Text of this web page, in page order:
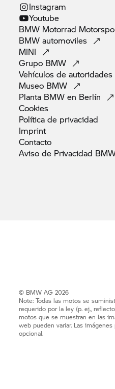
Instagram
Youtube
BMW Motorrad
BMWautomoviles
MINI
Grupo BMW
Vehículos deautoridades
Museo BMW
Planta BMW en Berlín
Cookies
Política de privacidad
Imprint
Contacto
Aviso de Privacidad
© BMW AG 2026
Note: Todas las motos se
requerido por la ley (p. ej.,
motos que se muestran en las
web pueden variar. Las
opcional.